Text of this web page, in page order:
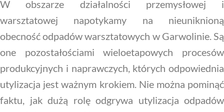
W obszarze działalności przemysłowej i
warsztatowej napotykamy na nieuniknioną
obecność odpadów warsztatowych w Garwolinie. Są
one pozostałościami wieloetapowych procesów
produkcyjnych i naprawczych, których odpowiednia
utylizacja jest ważnym krokiem. Nie można pominąć
faktu, jak dużą rolę odgrywa utylizacja odpadów